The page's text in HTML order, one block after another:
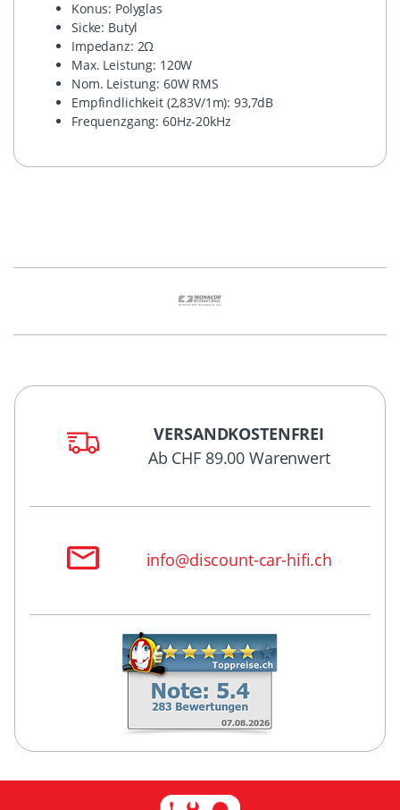
Konus: Polyglas
Sicke: Butyl
Impedanz: 2Ω
Max. Leistung: 120W
Nom. Leistung: 60W RMS
Empfindlichkeit (2,83V/1m): 93,7dB
Frequenzgang: 60Hz-20kHz
VERSANDKOSTENFREI
Ab CHF 89.00 Warenwert
info@discount-car-hifi.ch